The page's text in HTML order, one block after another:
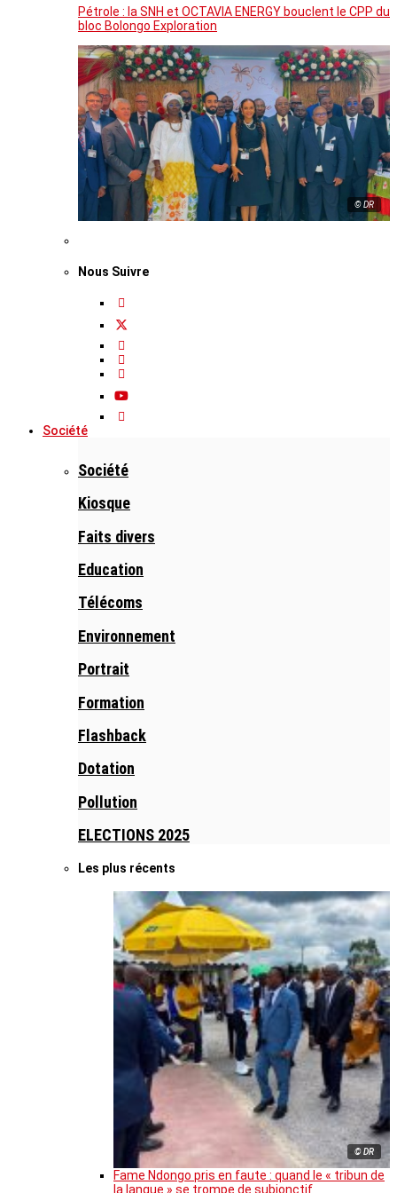
Pétrole : la SNH et OCTAVIA ENERGY bouclent le CPP du
bloc Bolongo Exploration
© DR
Nous Suivre
Société
Société
Kiosque
Faits divers
Education
Télécoms
Environnement
Portrait
Formation
Flashback
Dotation
Pollution
ELECTIONS 2025
Les plus récents
© DR
Fame Ndongo pris en faute : quand le « tribun de
la langue » se trompe de subjonctif